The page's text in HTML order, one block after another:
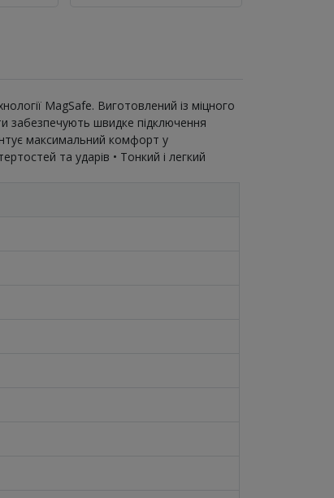
MagSafe. Виготовлений із міцного
забезпечують швидке підключення
максимальний комфорт у
та ударів • Тонкий і легкий